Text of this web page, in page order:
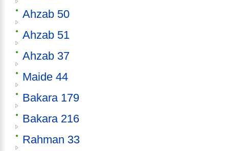
Ahzab 50
Ahzab 51
Ahzab 37
Maide 44
Bakara 179
Bakara 216
Rahman 33